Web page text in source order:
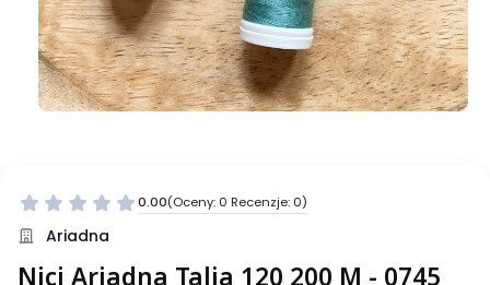
0.00(Oceny: 0 Recenzje: 0)
Przejdź do sekcji Opinie
Ariadna
Nici Ariadna Talia 120 200 M - 0745